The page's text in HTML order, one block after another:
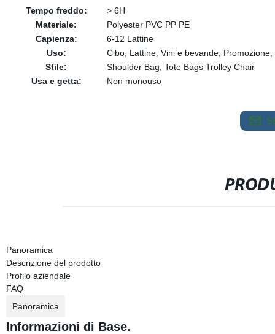
Tempo freddo:
> 6H
Materiale:
Polyester PVC PP PE
Capienza:
6-12 Lattine
Uso:
Cibo, Lattine, Vini e bevande,
Stile:
Shoulder Bag, Tote Bags Trolley Chair
Usa e getta:
Non monouso
Panoramica
Descrizione del prodotto
Profilo aziendale
FAQ
Panoramica
Informazioni di Base.